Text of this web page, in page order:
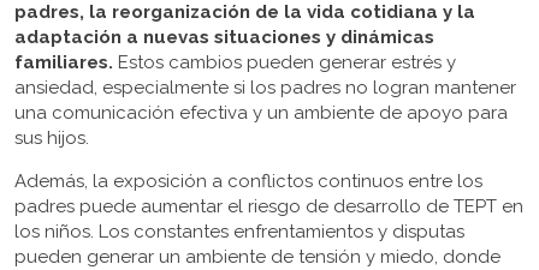
padres, la reorganización de la vida cotidiana y la
adaptación a nuevas situaciones y dinámicas
familiares. Estos cambios pueden generar estrés y
ansiedad, especialmente si los padres no logran mantener
una comunicación efectiva y un ambiente de apoyo para
sus hijos.
Además, la exposición a conflictos continuos entre los
padres puede aumentar el riesgo de desarrollo de TEPT en
los niños. Los constantes enfrentamientos y disputas
pueden generar un ambiente de tensión y miedo, donde